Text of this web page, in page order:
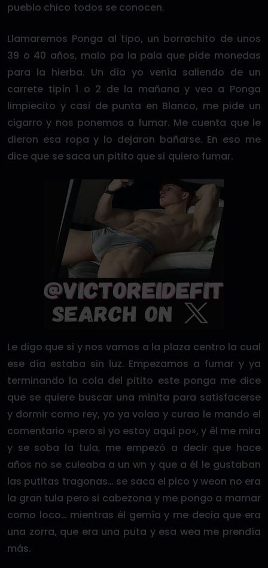
pueblo chico todos se conocen.
Llamaremos Ponga al tipo, un borrachito de unos
39 o 40 años, malo pa la pala que pide monedas
para la hierba. Un día yo venía saliendo de un
carrete tipín 1 o 2 de la mañana y veo a Ponga
limpiecito y casi de punta en Blanco, me pide un
cigarro y nos ponemos a fumar. Me cuenta que le
dieron esa ropa y lo dejaron bañarse. En eso me
dice que se saca un pitito que si quiero fumar.
Le digo que si y nos vamos a la plaza centro la cual
ese día estaba sin luz. Empezamos a fumar y ya
terminando la cola del pitito este ponga me dice
que se quiere buscar una minita para satisfacerse
y dormir como rey, yo ya volao y curao le mando el
comentario «pero si yo estoy aquí po», y él me mira
y se soba la tula, me empezó a decir que hace
años no se culeaba a un wn y que a él le gustaban
las putitas tragonas… se saca el pico y weon no era
la gran tula pero si cabezona y me pongo a mamar
como loco… mientras él gemía y me decia que era
una zorra, que era una puta y esa wea me prendía
más.